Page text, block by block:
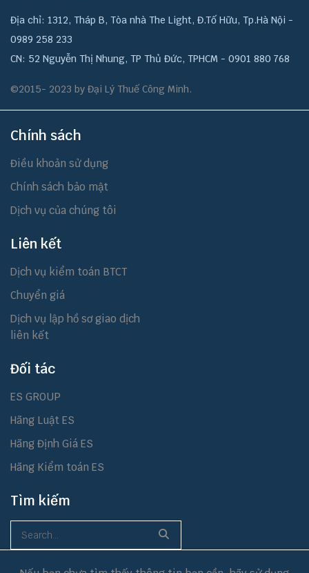
Địa chỉ: 1312, Tháp B, Tòa nhà The Light, Đ.Tố Hữu, Tp.Hà Nội -
0989 258 233
CN: 52 Nguyễn Thị Nhung, TP Thủ Đức, TPHCM - 0901 880 768
©2015- 2023 by Đại Lý Thuế Công Minh.
Chính sách
Điều khoản sử dụng
Chính sách bảo mật
Dịch vụ của chúng tôi
Liên kết
Dịch vụ kiểm toán BTCT
Chuyển giá
Dịch vụ lập hồ sơ giao dịch
liên kết
Đối tác
ES GROUP
Hãng Luật ES
Hãng Định Giá ES
Hãng Kiểm toán ES
Tìm kiếm